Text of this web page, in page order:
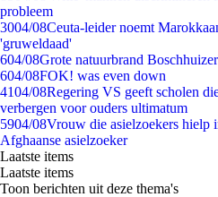
probleem
3004/08Ceuta-leider noemt
'gruweldaad'
604/08Grote natuurbrand
604/08FOK! was even down
4104/08Regering VS geeft scholen
verbergen voor ouders ultimatum
5904/08Vrouw die asielzoekers hielp
Afghaanse asielzoeker
Laatste items
Laatste items
Toon berichten uit deze thema's